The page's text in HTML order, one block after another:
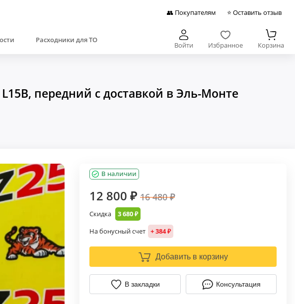
👥 Покупателям ⭐ Оставить отзыв
Расходники для ТО
Войти Избранное Корзина
L15B, передний с доставкой в Эль-Монте
В наличии
12 800 ₽16 480 ₽
Скидка 3 680 ₽
На бонусный счет + 384 ₽
Добавить в корзину
В закладки Консультация